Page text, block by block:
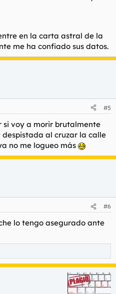
en la carta astral de la
me ha confiado sus datos.
#5
si voy a morir brutalmente
al cruzar la calle
no me logueo más
#6
lo tengo asegurado ante